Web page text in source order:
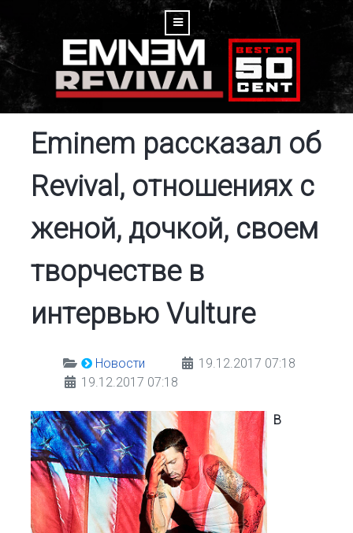
Eminem рассказал об
Revival, отношениях с
женой, дочкой, своем
творчестве в
интервью Vulture
Новости
19.12.2017 07:18
19.12.2017 07:18
В